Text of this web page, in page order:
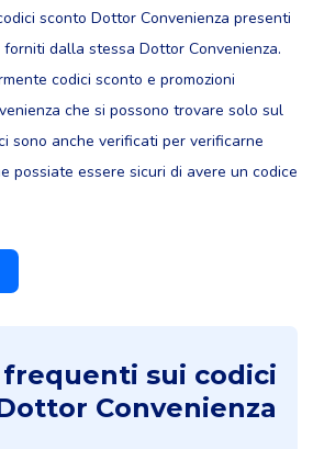
sconto Dottor Convenienza presenti
dalla stessa Dottor Convenienza.
codici sconto e promozioni
che si possono trovare solo sul
sono anche verificati per verificarne
possiate essere sicuri di avere un codice
sui codici
Convenienza